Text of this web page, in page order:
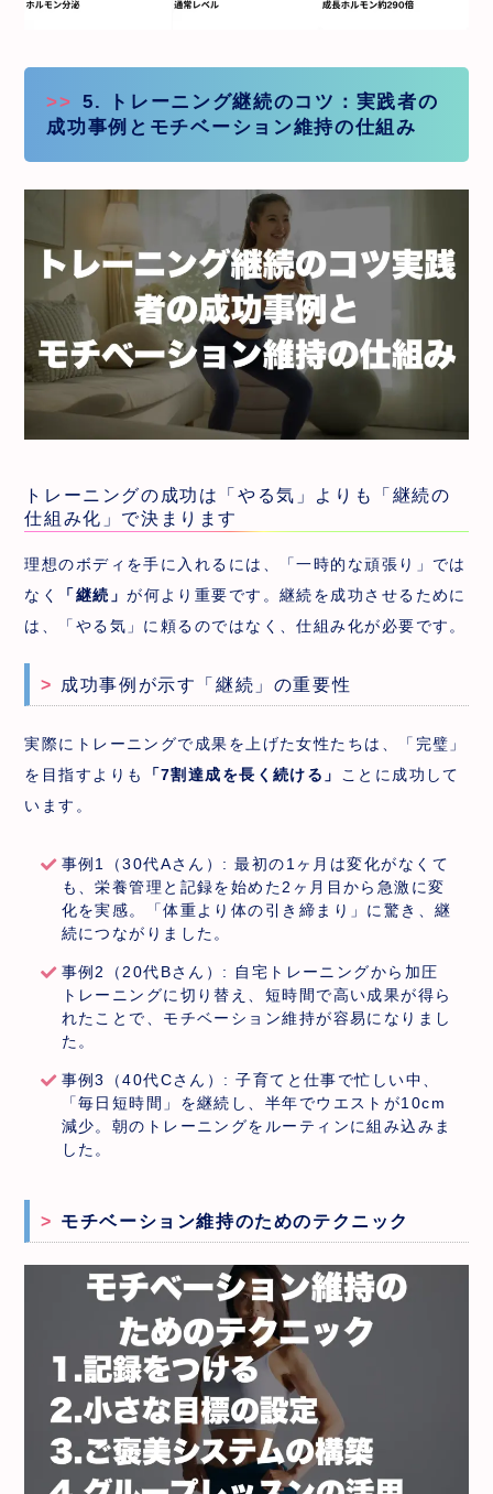
5. トレーニング継続のコツ：実践者の
成功事例とモチベーション維持の仕組み
トレーニングの成功は「やる気」よりも「継続の
仕組み化」で決まります
理想のボディを手に入れるには、「一時的な頑張り」では
なく
「継続」が何より重要です。継続を成功させるために
は、「やる気」に頼るのではなく、仕組み化が必要です。
成功事例が示す「継続」の重要性
実際にトレーニングで成果を上げた女性たちは、「完璧」
を目指すよりも
「7割達成を長く続ける」
ことに成功して
います。
事例1（30代Aさん）: 最初の1ヶ月は変化がなくて
も、栄養管理と記録を始めた2ヶ月目から急激に変
化を実感。「体重より体の引き締まり」に驚き、継
続につながりました。
事例2（20代Bさん）: 自宅トレーニングから加圧
トレーニングに切り替え、短時間で高い成果が得ら
れたことで、モチベーション維持が容易になりまし
た。
事例3（40代Cさん）: 子育てと仕事で忙しい中、
「毎日短時間」を継続し、半年でウエストが10cm
減少。朝のトレーニングをルーティンに組み込みま
した。
モチベーション維持のためのテクニック